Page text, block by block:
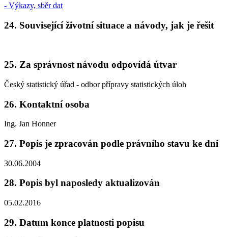
- Výkazy, sběr dat
24. Související životní situace a návody, jak je řešit
25. Za správnost návodu odpovídá útvar
Český statistický úřad - odbor přípravy statistických úloh
26. Kontaktní osoba
Ing. Jan Honner
27. Popis je zpracován podle právního stavu ke dni
30.06.2004
28. Popis byl naposledy aktualizován
05.02.2016
29. Datum konce platnosti popisu